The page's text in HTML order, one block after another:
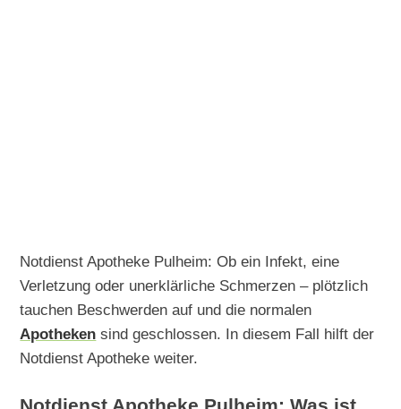
Notdienst Apotheke Pulheim: Ob ein Infekt, eine
Verletzung oder unerklärliche Schmerzen – plötzlich
tauchen Beschwerden auf und die normalen
Apotheken sind geschlossen. In diesem Fall hilft der
Notdienst Apotheke weiter.